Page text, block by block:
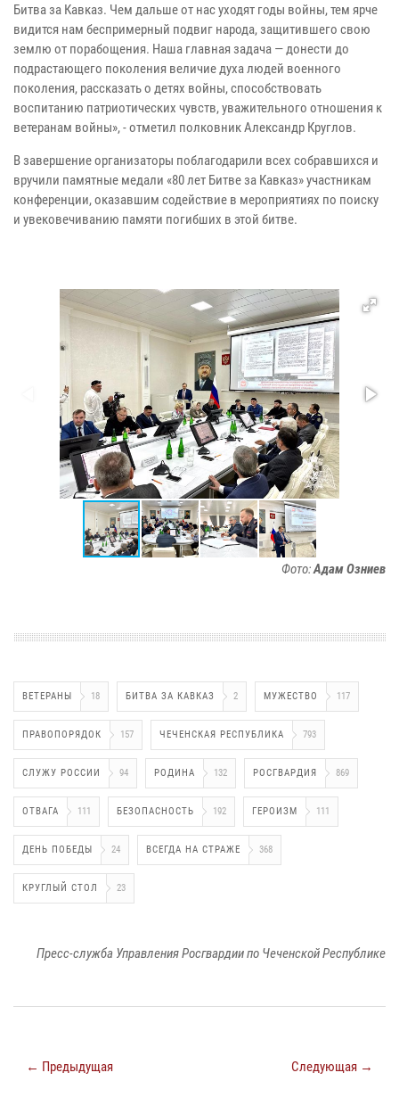
Битва за Кавказ. Чем дальше от нас уходят годы войны, тем ярче
видится нам беспримерный подвиг народа, защитившего свою
землю от порабощения. Наша главная задача — донести до
подрастающего поколения величие духа людей военного
поколения, рассказать о детях войны, способствовать
воспитанию патриотических чувств, уважительного отношения к
ветеранам войны», - отметил полковник Александр Круглов.
В завершение организаторы поблагодарили всех собравшихся и
вручили памятные медали «80 лет Битве за Кавказ» участникам
конференции, оказавшим содействие в мероприятиях по поиску
и увековечиванию памяти погибших в этой битве.
Фото:Адам Озниев
ВЕТЕРАНЫ 18 БИТВА ЗА КАВКАЗ 2 МУЖЕСТВО 117
ПРАВОПОРЯДОК 157 ЧЕЧЕНСКАЯ РЕСПУБЛИКА 793
СЛУЖУ РОССИИ 94 РОДИНА 132 РОСГВАРДИЯ 869
ОТВАГА 111 БЕЗОПАСНОСТЬ 192 ГЕРОИЗМ 111
ДЕНЬ ПОБЕДЫ 24 ВСЕГДА НА СТРАЖЕ 368
КРУГЛЫЙ СТОЛ 23
Пресс-служба Управления Росгвардии по Чеченской Республике
← Предыдущая Следующая →